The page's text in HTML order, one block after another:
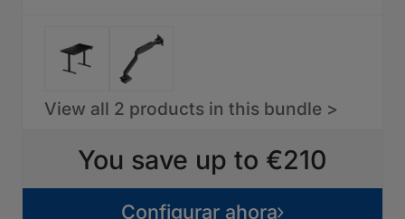
View all 2 products in this bundle >
You save up to €210
Configurar ahora